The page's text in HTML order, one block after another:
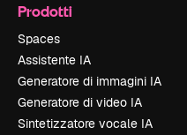
Prodotti
Spaces
Assistente IA
Generatore di immagini IA
Generatore di video IA
Sintetizzatore vocale IA